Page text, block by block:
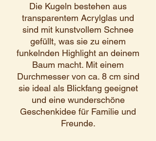
Die Kugeln bestehen aus
transparentem Acrylglas und
sind mit kunstvollem Schnee
gefüllt, was sie zu einem
funkelnden Highlight an deinem
Baum macht. Mit einem
Durchmesser von ca. 8 cm sind
sie ideal als Blickfang geeignet
und eine wunderschöne
Geschenkidee für Familie und
Freunde.